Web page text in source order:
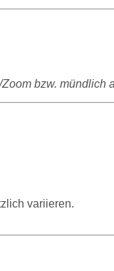
bzw. mündlich
variieren.